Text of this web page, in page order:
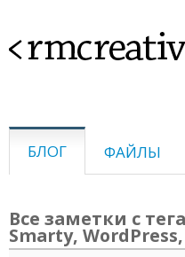
<rmcreative>
БЛОГ ФАЙЛЫ
Все заметки с
Smarty,